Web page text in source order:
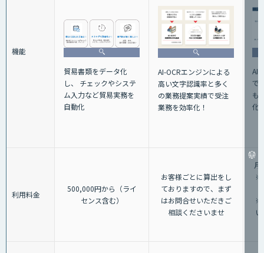
機能
貿易書類をデータ化
し、 チェックやシステ
ム入力など貿易実務を
自動化
AI-OCRエンジンによる
高い文字認識率と多く
の業務提案実績で受注
業務を効率化！
AI-
で
も
化
利用料金
500,000円から（ライ
センス含む）
お客様ごとに算出をし
ておりますので、まず
はお問合せいただきご
相談くださいませ
月
※
※